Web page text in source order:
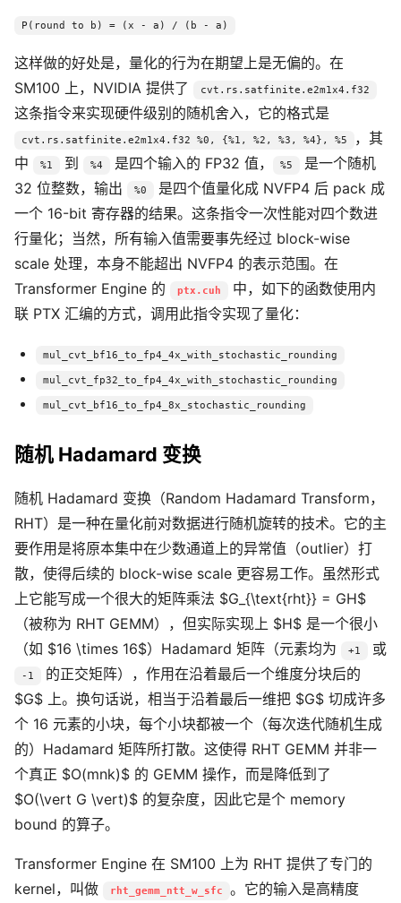
P(round to b) = (x - a) / (b - a)
这样做的好处是，量化的行为在期望上是无偏的。在
SM100 上，NVIDIA 提供了
cvt.rs.satfinite.e2m1x4.f32
这条指令来实现硬件级别的随机舍入，它的格式是
cvt.rs.satfinite.e2m1x4.f32 %0, {%1, %2, %3, %4}, %5
，其
中
%1 到 %4 是四个输入的 FP32 值， %5
是一个随机
32 位整数，输出
%0
是四个值量化成 NVFP4 后 pack 成
一个 16-bit 寄存器的结果。这条指令一次性能对四个数进
行量化；当然，所有输入值需要事先经过 block-wise
scale 处理，本身不能超出 NVFP4 的表示范围。在
Transformer Engine 的
ptx.cuh
中，如下的函数使用内
联 PTX 汇编的方式，调用此指令实现了量化：
mul_cvt_bf16_to_fp4_4x_with_stochastic_rounding
mul_cvt_fp32_to_fp4_4x_with_stochastic_rounding
mul_cvt_bf16_to_fp4_8x_stochastic_rounding
随机 Hadamard 变换
随机 Hadamard 变换（Random Hadamard Transform，
RHT）是一种在量化前对数据进行随机旋转的技术。它的主
要作用是将原本集中在少数通道上的异常值（outlier）打
散，使得后续的 block-wise scale 更容易工作。虽然形式
上它能写成一个很大的矩阵乘法 $G_{\text{rht}} = GH$
（被称为 RHT GEMM），但实际实现上 $H$ 是一个很小
（如 $16 \times 16$）Hadamard 矩阵（元素均为
+1 或
-1
的正交矩阵），作用在沿着最后一个维度分块后的
$G$ 上。换句话说，相当于沿着最后一维把 $G$ 切成许多
个 16 元素的小块，每个小块都被一个（每次迭代随机生成
的）Hadamard 矩阵所打散。这使得 RHT GEMM 并非一
个真正 $O(mnk)$ 的 GEMM 操作，而是降低到了
$O(\vert G \vert)$ 的复杂度，因此它是个 memory
bound 的算子。
Transformer Engine 在 SM100 上为 RHT 提供了专门的
kernel，叫做
rht_gemm_ntt_w_sfc 。它的输入是高精度